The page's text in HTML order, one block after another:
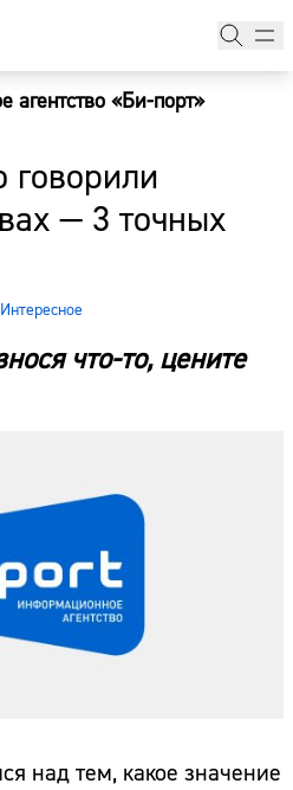
агентство «Би-порт»
говорили
— 3 точных
Интересное
что-то, цените
над тем, какое значение